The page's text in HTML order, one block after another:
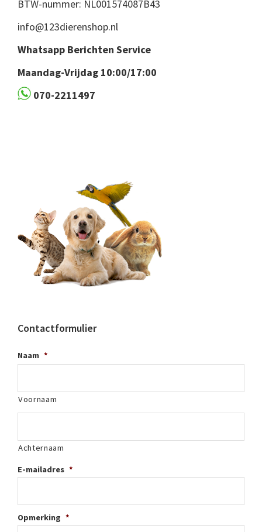
BTW-nummer: NL001574087B43
info@123dierenshop.nl
Whatsapp Berichten Service
Maandag-Vrijdag 10:00/17:00
070-2211497
Contactformulier
Naam *
Voornaam
Achternaam
E-mailadres *
Opmerking *